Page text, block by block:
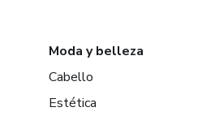
Moda y belleza
Cabello
Estética